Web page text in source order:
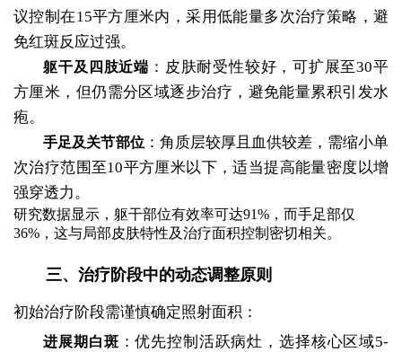
议控制在15平方厘米内，采用低能量多次治疗策略，避
免红斑反应过强。
躯干及四肢近端 ：皮肤耐受性较好，可扩展至30平
方厘米，但仍需分区域逐步治疗，避免能量累积引发水
疱。
手足及关节部位：角质层较厚且血供较差，需缩小单
次治疗范围至10平方厘米以下，适当提高能量密度以增
强穿透力。
研究数据显示，躯干部位有效率可达91%，而手足部仅
36%，这与局部皮肤特性及治疗面积控制密切相关。
三、治疗阶段中的动态调整原则
初始治疗阶段需谨慎确定照射面积：
进展期白斑 ：优先控制活跃病灶，选择核心区域5-